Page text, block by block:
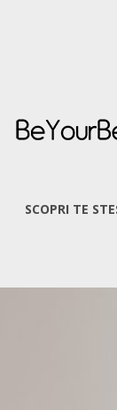
SCOPRI TE